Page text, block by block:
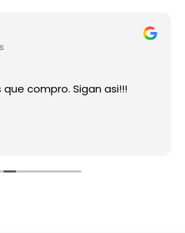
compro. Sigan asi!!!